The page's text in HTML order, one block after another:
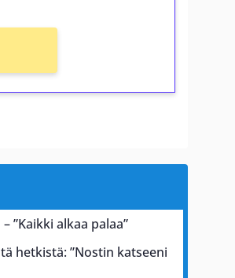
”Kaikki alkaa palaa”
hetkistä: ”Nostin katseeni